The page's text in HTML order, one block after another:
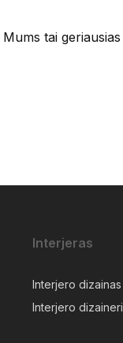
tai
Interjeras
Interjero dizainas
Interjero